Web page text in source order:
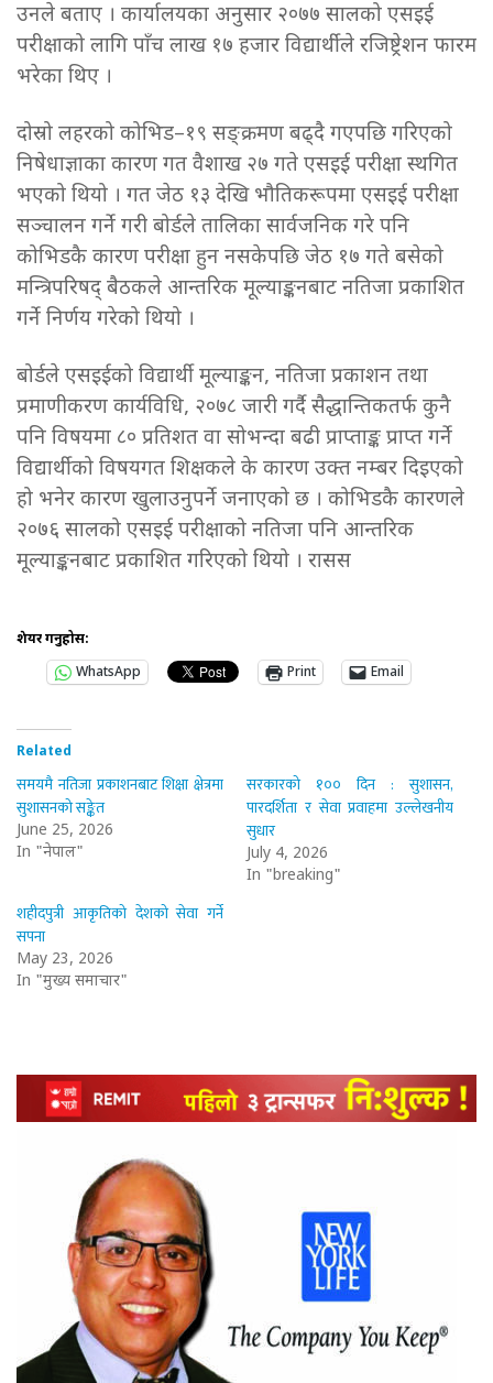
उनले बताए । कार्यालयका अनुसार २०७७ सालको एसइई
परीक्षाको लागि पाँच लाख १७ हजार विद्यार्थीले रजिष्ट्रेशन फारम
भरेका थिए ।
दोस्रो लहरको कोभिड–१९ सङ्क्रमण बढ्दै गएपछि गरिएको
निषेधाज्ञाका कारण गत वैशाख २७ गते एसइई परीक्षा स्थगित
भएको थियो । गत जेठ १३ देखि भौतिकरूपमा एसइई परीक्षा
सञ्चालन गर्ने गरी बोर्डले तालिका सार्वजनिक गरे पनि
कोभिडकै कारण परीक्षा हुन नसकेपछि जेठ १७ गते बसेको
मन्त्रिपरिषद् बैठकले आन्तरिक मूल्याङ्कनबाट नतिजा प्रकाशित
गर्ने निर्णय गरेको थियो ।
बोर्डले एसइईको विद्यार्थी मूल्याङ्कन, नतिजा प्रकाशन तथा
प्रमाणीकरण कार्यविधि, २०७८ जारी गर्दै सैद्धान्तिकतर्फ कुनै
पनि विषयमा ८० प्रतिशत वा सोभन्दा बढी प्राप्ताङ्क प्राप्त गर्ने
विद्यार्थीको विषयगत शिक्षकले के कारण उक्त नम्बर दिइएको
हो भनेर कारण खुलाउनुपर्ने जनाएको छ । कोभिडकै कारणले
२०७६ सालको एसइई परीक्षाको नतिजा पनि आन्तरिक
मूल्याङ्कनबाट प्रकाशित गरिएको थियो । रासस
शेयर गर्नुहोस:
WhatsApp
Print Email
Related
समयमै नतिजा प्रकाशनबाट शिक्षा क्षेत्रमा
सुशासनको सङ्केत
June 25, 2026
In "नेपाल"
सरकारको १०० दिन : सुशासन,
पारदर्शिता र सेवा प्रवाहमा उल्लेखनीय
सुधार
July 4, 2026
In "breaking"
शहीदपुत्री आकृतिको देशको सेवा गर्ने
सपना
May 23, 2026
In "मुख्य समाचार"